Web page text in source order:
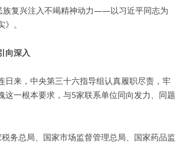
族复兴注入不竭精神动力——以习近平同志为
。
向深入
来，中央第三十六指导组认真履职尽责，牢
一根本要求，与5家联系单位同向发力、同题
务总局、国家市场监督管理总局、国家药品监